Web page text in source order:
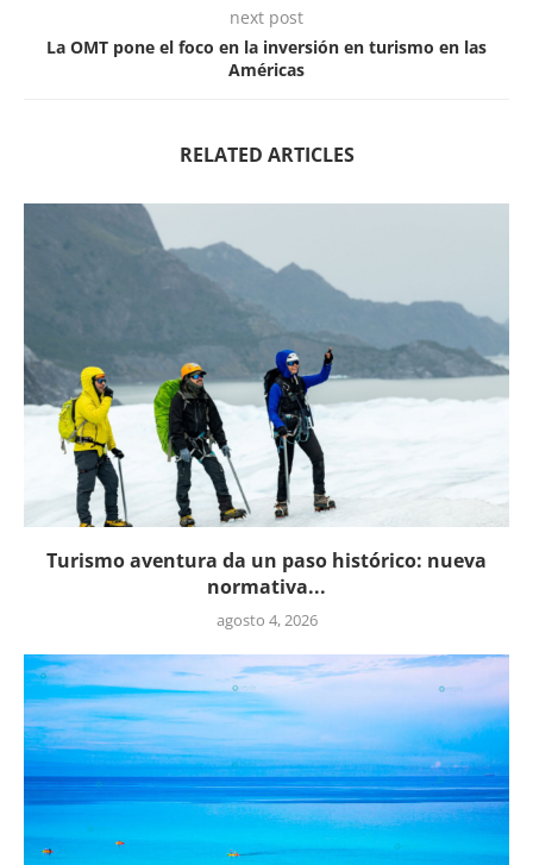
next post
La OMT pone el foco en la inversión en turismo en las
Américas
RELATED ARTICLES
Turismo aventura da un paso histórico: nueva
normativa...
agosto 4, 2026